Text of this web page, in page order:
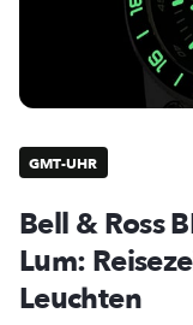
GMT-UHR
Bell & Ross
Lum:
Leuchten